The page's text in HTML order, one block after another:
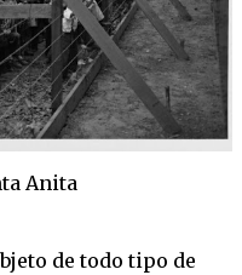
Anita
de todo tipo de